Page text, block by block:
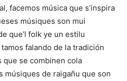
facemos música que s’inspira
músiques son mui
que’l folk ye un estilu
falando de la tradición
que se combinen cola
músiques de raigañu que son